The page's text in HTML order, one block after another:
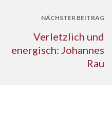
NÄCHSTER BEITRAG
Verletzlich und
energisch: Johannes
Rau